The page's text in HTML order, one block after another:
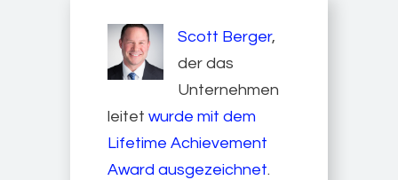
Scott Berger,
der das
Unternehmen
leitetwurde mit dem
Lifetime Achievement
Award ausgezeichnet.